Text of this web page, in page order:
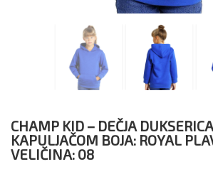
CHAMP KID – DEČJA
KAPULJAČOM BOJA: ROYAL
VELIČINA: 08